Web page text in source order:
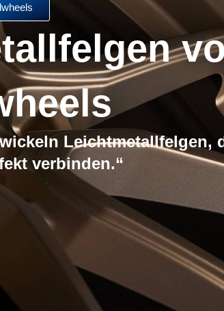
Leichtmetallfelgen,
verbinden.“